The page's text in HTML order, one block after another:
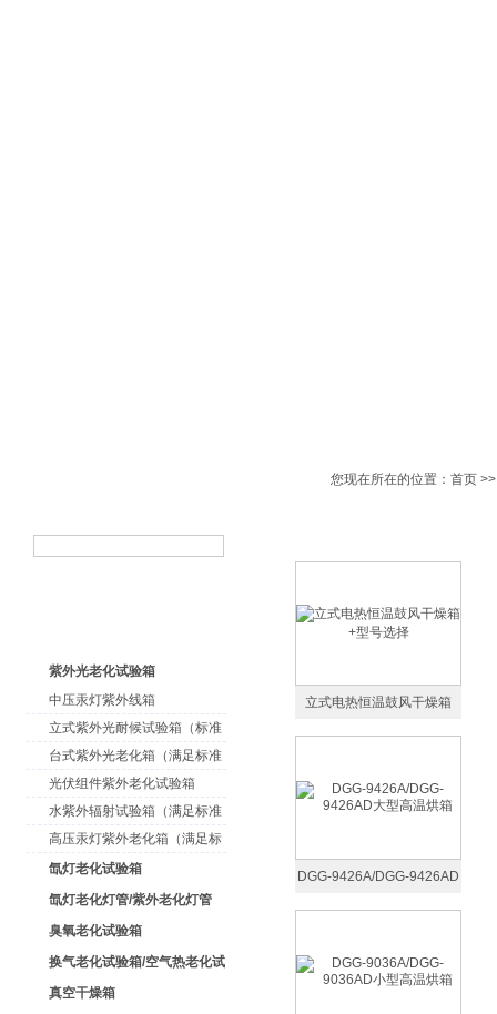
紫外光老化试验箱
中压汞灯紫外线箱
立式紫外光耐候试验箱（标准
型）
台式紫外光老化箱（满足标准
GB/T16776）
光伏组件紫外老化试验箱
水紫外辐射试验箱（满足标准
JC485-1992）
高压汞灯紫外老化箱（满足标
准GB/T16777）
氙灯老化试验箱
氙灯老化灯管/紫外老化灯管
（耗材）
臭氧老化试验箱
换气老化试验箱/空气热老化试
验箱
真空干燥箱
您现在所在的位置： 首页
立式电热恒温鼓风干燥箱
+型号选择
DGG-9426A/DGG-9426AD
大型高温烘箱